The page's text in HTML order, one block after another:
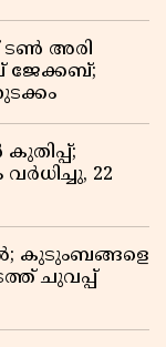
ടൺ അരി
ജേക്കബ്;
22
കുടുംബങ്ങളെ
ചുവപ്പ്